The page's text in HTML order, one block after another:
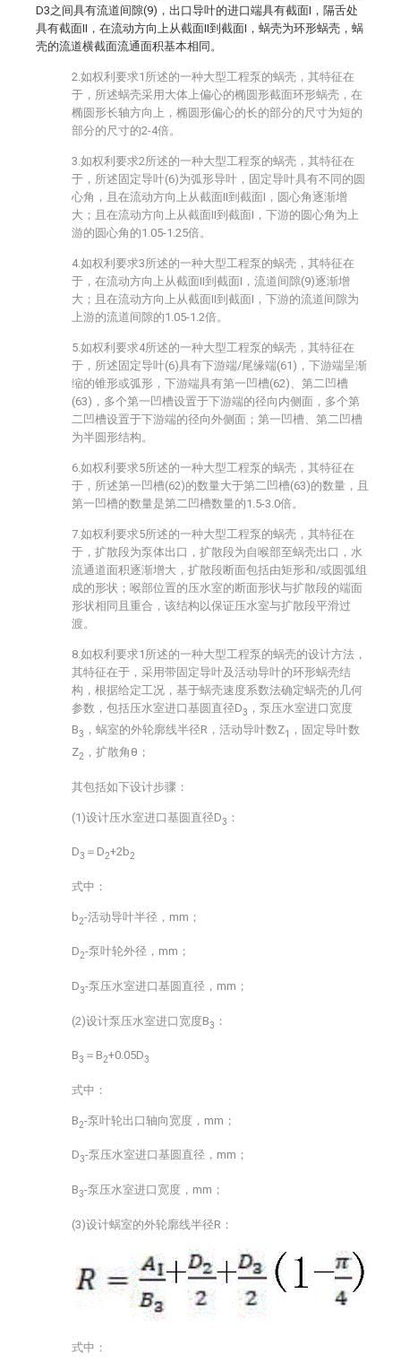
D3之间具有流道间隙(9)，出口导叶的进口端具有截面I，隔舌处
具有截面II，在流动方向上从截面II到截面I，蜗壳为环形蜗壳，蜗
壳的流道横截面流通面积基本相同。
2.如权利要求1所述的一种大型工程泵的蜗壳，其特征在
于，所述蜗壳采用大体上偏心的椭圆形截面环形蜗壳，在
椭圆形长轴方向上，椭圆形偏心的长的部分的尺寸为短的
部分的尺寸的2-4倍。
3.如权利要求2所述的一种大型工程泵的蜗壳，其特征在
于，所述固定导叶(6)为弧形导叶，固定导叶具有不同的圆
心角，且在流动方向上从截面II到截面I，圆心角逐渐增
大；且在流动方向上从截面II到截面I，下游的圆心角为上
游的圆心角的1.05-1.25倍。
4.如权利要求3所述的一种大型工程泵的蜗壳，其特征在
于，在流动方向上从截面II到截面I，流道间隙(9)逐渐增
大；且在流动方向上从截面II到截面I，下游的流道间隙为
上游的流道间隙的1.05-1.2倍。
5.如权利要求4所述的一种大型工程泵的蜗壳，其特征在
于，所述固定导叶(6)具有下游端/尾缘端(61)，下游端呈渐
缩的锥形或弧形，下游端具有第一凹槽(62)、第二凹槽
(63)，多个第一凹槽设置于下游端的径向内侧面，多个第
二凹槽设置于下游端的径向外侧面；第一凹槽、第二凹槽
为半圆形结构。
6.如权利要求5所述的一种大型工程泵的蜗壳，其特征在
于，所述第一凹槽(62)的数量大于第二凹槽(63)的数量，且
第一凹槽的数量是第二凹槽数量的1.5-3.0倍。
7.如权利要求5所述的一种大型工程泵的蜗壳，其特征在
于，扩散段为泵体出口，扩散段为自喉部至蜗壳出口，水
流通道面积逐渐增大，扩散段断面包括由矩形和/或圆弧组
成的形状；喉部位置的压水室的断面形状与扩散段的端面
形状相同且重合，该结构以保证压水室与扩散段平滑过
渡。
8.如权利要求1所述的一种大型工程泵的蜗壳的设计方法，
其特征在于，采用带固定导叶及活动导叶的环形蜗壳结
构，根据给定工况，基于蜗壳速度系数法确定蜗壳的几何
参数，包括压水室进口基圆直径D3 ，泵压水室进口宽度
B3 ，蜗室的外轮廓线半径R，活动导叶数Z1
，固定导叶数
Z2 ，扩散角θ；
其包括如下设计步骤：
(1)设计压水室进口基圆直径D3 ：
D3 ＝D2+2b2
式中：
b2-活动导叶半径，mm；
D2-泵叶轮外径，mm；
D3-泵压水室进口基圆直径，mm；
(2)设计泵压水室进口宽度B3 ：
B3 ＝B2+0.05D3
式中：
B2-泵叶轮出口轴向宽度，mm；
D3-泵压水室进口基圆直径，mm；
B3-泵压水室进口宽度，mm；
(3)设计蜗室的外轮廓线半径R：
式中：